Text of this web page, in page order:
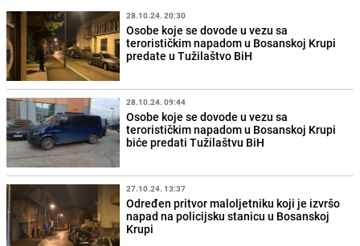
28.10.24. 20:30
Osobe koje se dovode u vezu sa
terorističkim napadom u Bosanskoj Krupi
predate u Tužilaštvo BiH
28.10.24. 09:44
Osobe koje se dovode u vezu sa
terorističkim napadom u Bosanskoj Krupi
biće predati Tužilaštvu BiH
27.10.24. 13:37
Određen pritvor maloljetniku koji je izvršo
napad na policijsku stanicu u Bosanskoj
Krupi